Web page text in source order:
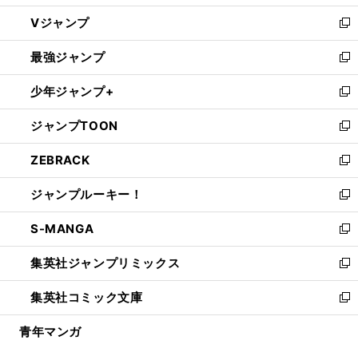
ウ
ィ
ン
ド
ウ
で
開
く
し
い
ウ
ィ
ン
ド
ウ
で
開
く
Vジャンプ
新
し
い
ウ
ィ
ン
ド
ウ
で
開
く
最強ジャンプ
新
し
い
ウ
ィ
ン
ド
ウ
で
開
く
少年ジャンプ+
新
し
い
ウ
ィ
ン
ド
ウ
で
開
く
ジャンプTOON
新
し
い
ウ
ィ
ン
ド
ウ
で
開
く
ZEBRACK
新
し
い
ウ
ィ
ン
ド
ウ
で
開
ジャンプルーキー！
新
し
い
ウ
ィ
ン
ド
ウ
S-MANGA
新
し
い
ウ
ィ
ン
集英社ジャンプリミックス
新
し
い
ウ
集英社コミック文庫
新
し
青年マンガ